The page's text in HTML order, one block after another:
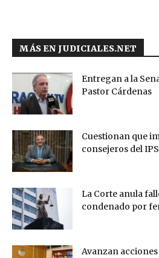
MÁS EN JUDICIALES.NET
Entregan a la
Pastor Cárdenas
Cuestionan que
consejeros del IPS
La Corte anula
condenado por
Avanzan